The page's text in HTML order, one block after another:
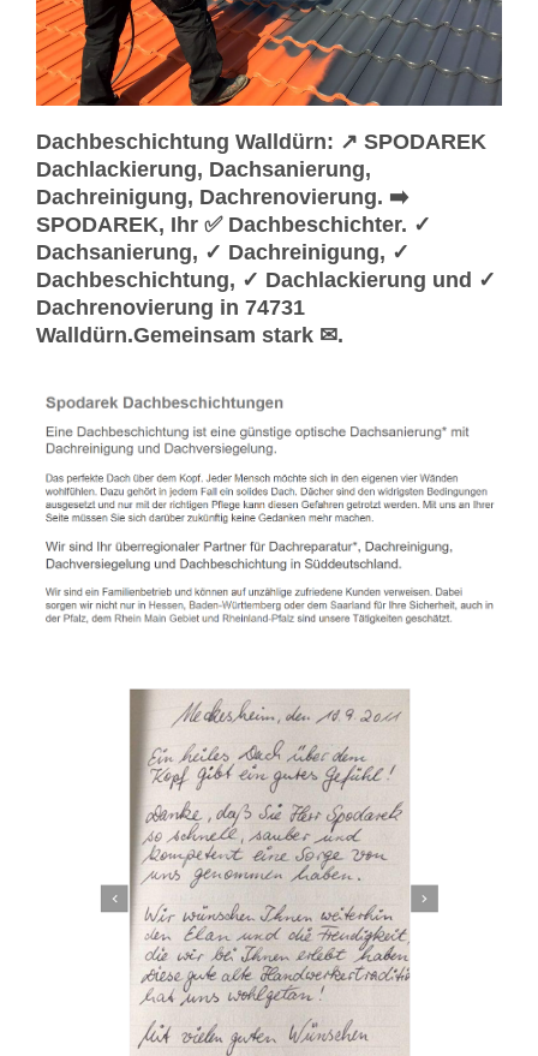
Dachbeschichtung Walldürn: ↗️ SPODAREK
Dachlackierung, Dachsanierung,
Dachreinigung, Dachrenovierung. ➡️
SPODAREK, Ihr ✅ Dachbeschichter. ✓
Dachsanierung, ✓ Dachreinigung, ✓
Dachbeschichtung, ✓ Dachlackierung und ✓
Dachrenovierung in 74731
Walldürn.Gemeinsam stark ✉.